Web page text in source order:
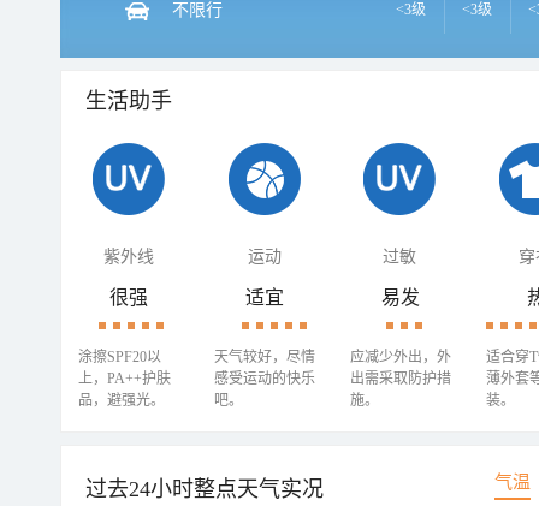
不限行
<3级 <3级
生活助手
紫外线 运动 过敏 穿
很强
涂擦SPF20以
上，PA++护肤
品，避强光。
适宜
天气较好，尽情
感受运动的快乐
吧。
易发
应减少外出，外
出需采取防护措
施。
适合穿
薄外套
装。
过去24小时整点天气实况 气温